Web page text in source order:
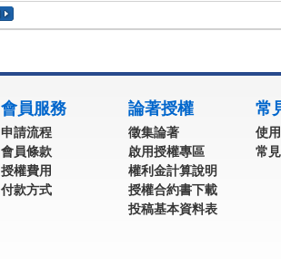
會員服務
申請流程
會員條款
授權費用
付款方式
論著授權
徵集論著
啟用授權專區
權利金計算說明
授權合約書下載
投稿基本資料表
常
使
常